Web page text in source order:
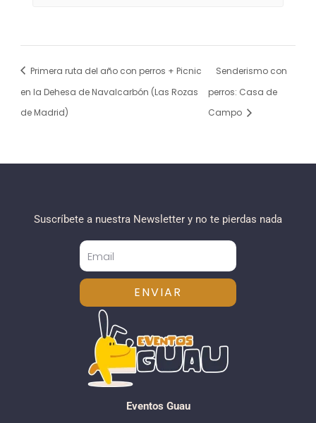
Primera ruta del año con perros + Picnic
en la Dehesa de Navalcarbón (Las Rozas
de Madrid)
Senderismo con
perros: Casa de
Campo
Suscríbete a nuestra Newsletter y no te pierdas nada
ENVIAR
Eventos Guau